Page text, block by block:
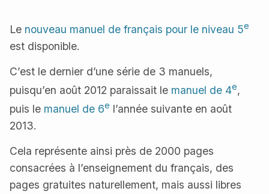
Le nouveau manuel de français pour le niveau 5e
est disponible.
C’est le dernier d’une série de 3 manuels,
puisqu’en août 2012 paraissait le manuel de 4e,
puis le manuel de 6e l’année suivante en août
2013.
Cela représente ainsi près de 2000 pages
consacrées à l’enseignement du français, des
pages gratuites naturellement, mais aussi libres